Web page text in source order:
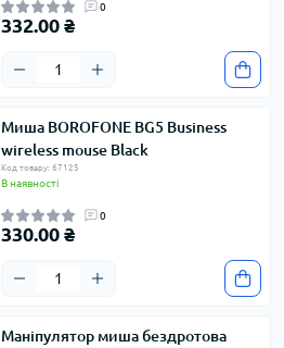
0
332.00 ₴
Миша BOROFONE BG5 Business
wireless mouse Black
Код товару: 67125
В наявності
0
330.00 ₴
Маніпулятор миша бездротова